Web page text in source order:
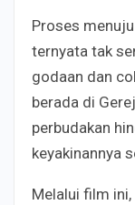
Proses
ternyata tak
godaan dan
berada di
perbudakan
keyakinannya
Melalui film